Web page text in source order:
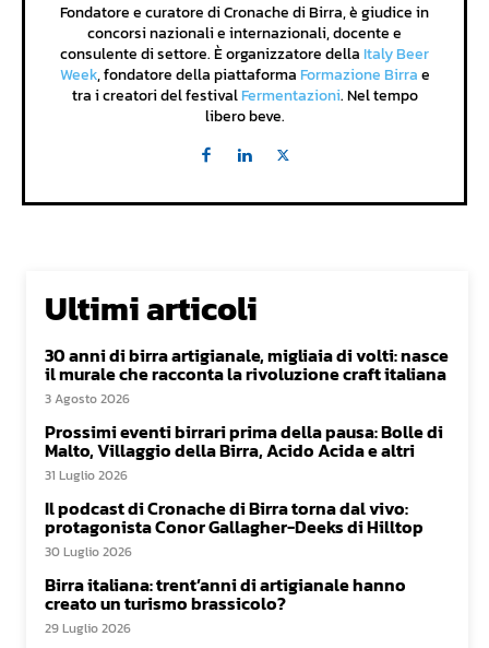
Fondatore e curatore di Cronache di Birra, è giudice in
concorsi nazionali e internazionali, docente e
consulente di settore. È organizzatore della Italy Beer
Week, fondatore della piattaforma Formazione Birrae
tra i creatori del festivalFermentazioni. Nel tempo
libero beve.
Ultimi articoli
30 anni di birra artigianale, migliaia di volti: nasce
il murale che racconta la rivoluzione craft italiana
3 Agosto 2026
Prossimi eventi birrari prima della pausa: Bolle di
Malto, Villaggio della Birra, Acido Acida e altri
31 Luglio 2026
Il podcast di Cronache di Birra torna dal vivo:
protagonista Conor Gallagher-Deeks di Hilltop
30 Luglio 2026
Birra italiana: trent’anni di artigianale hanno
creato un turismo brassicolo?
29 Luglio 2026